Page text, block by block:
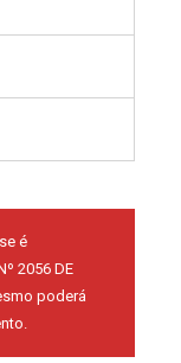
é
2056 DE
poderá